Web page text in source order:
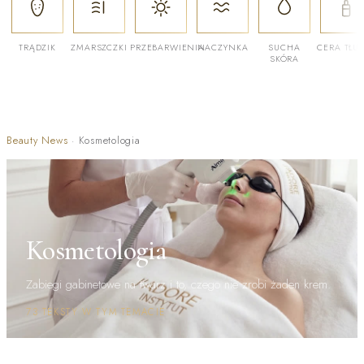
TRĄDZIK ZMARSZCZKI PRZEBARWIENIANACZYNKA
SUCHA
SKÓRA
CERA
Beauty News · Kosmetologia
Kosmetologia
Zabiegi gabinetowe na twarz i to, czego nie zrobi żaden krem.
73 TEKSTY W TYM TEMACIE